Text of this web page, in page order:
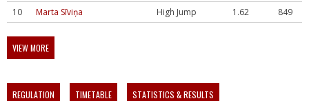
10
Marta Sīviņa High Jump 1.62 849
VIEW MORE
REGULATION TIMETABLE STATISTICS & RESULTS